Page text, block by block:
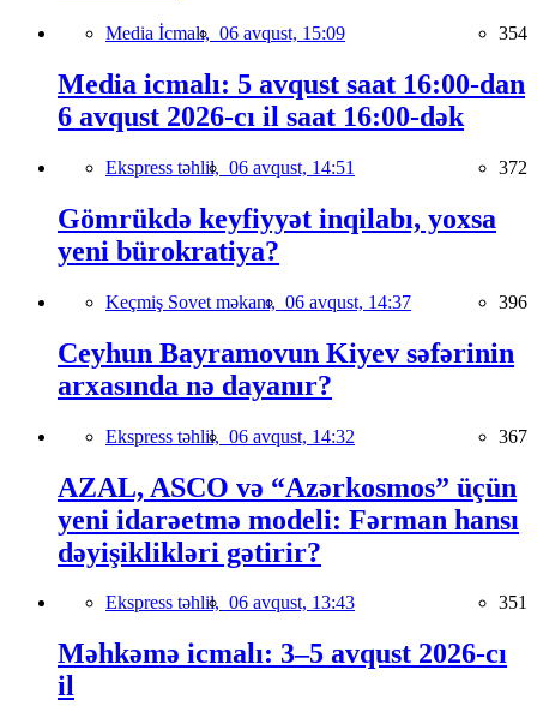
Media İcmalı, 06 avqust, 15:09 354
Media icmalı: 5 avqust saat 16:00-dan
6 avqust 2026-cı il saat 16:00-dək
Ekspress təhlil, 06 avqust, 14:51 372
Gömrükdə keyfiyyət inqilabı, yoxsa
yeni bürokratiya?
Keçmiş Sovet məkanı, 06 avqust, 14:37 396
Ceyhun Bayramovun Kiyev səfərinin
arxasında nə dayanır?
Ekspress təhlil, 06 avqust, 14:32 367
AZAL, ASCO və “Azərkosmos” üçün
yeni idarəetmə modeli: Fərman hansı
dəyişiklikləri gətirir?
Ekspress təhlil, 06 avqust, 13:43 351
Məhkəmə icmalı: 3–5 avqust 2026-cı
il